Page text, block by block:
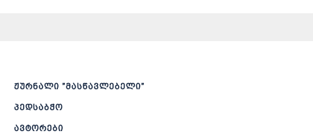
ჟურნალი ”მასწავლებელი”
პედსაბჭო
ავტორები